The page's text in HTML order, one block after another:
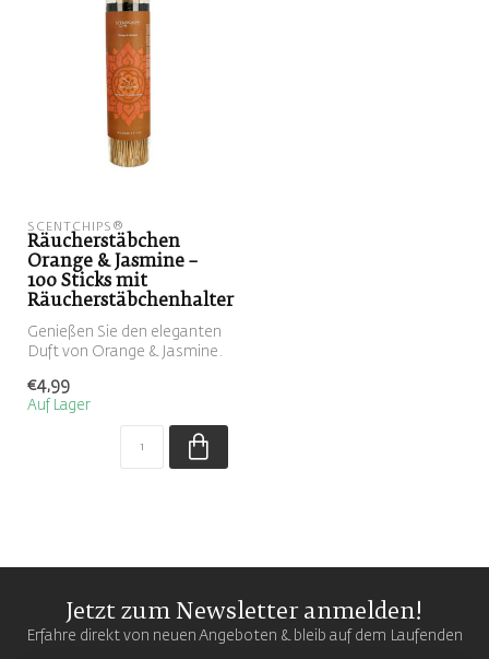
SCENTCHIPS®
Räucherstäbchen
Orange & Jasmine –
100 Sticks mit
Räucherstäbchenhalter
Genießen Sie den eleganten
Duft von Orange & Jasmine.
Räu...
€4,99
Auf Lager
Jetzt zum Newsletter anmelden!
Erfahre direkt von neuen Angeboten & bleib auf dem Laufenden